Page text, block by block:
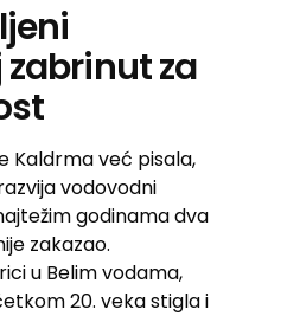
za
Kaldrma već pisala,
vodovodni
godinama dva
zakazao.
u Belim vodama,
20. veka stigla i